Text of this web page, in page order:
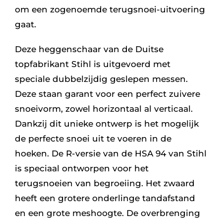
om een zogenoemde terugsnoei-uitvoering
gaat.
Deze heggenschaar van de Duitse
topfabrikant Stihl is uitgevoerd met
speciale dubbelzijdig geslepen messen.
Deze staan garant voor een perfect zuivere
snoeivorm, zowel horizontaal al verticaal.
Dankzij dit unieke ontwerp is het mogelijk
de perfecte snoei uit te voeren in de
hoeken. De R-versie van de HSA 94 van Stihl
is speciaal ontworpen voor het
terugsnoeien van begroeiing. Het zwaard
heeft een grotere onderlinge tandafstand
en een grote meshoogte. De overbrenging